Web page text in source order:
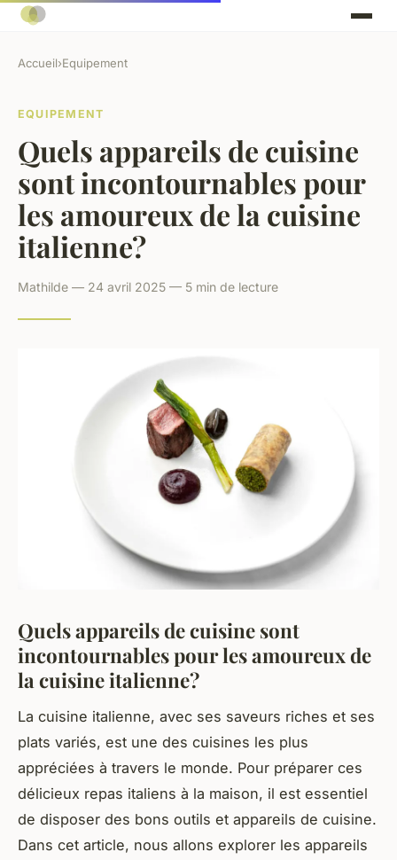
Accueil›Equipement
EQUIPEMENT
Quels appareils de cuisine
sont incontournables pour
les amoureux de la cuisine
italienne?
Mathilde — 24 avril 2025 — 5 min de lecture
Quels appareils de cuisine sont
incontournables pour les amoureux de
la cuisine italienne?
La cuisine italienne, avec ses saveurs riches et ses
plats variés, est une des cuisines les plus
appréciées à travers le monde. Pour préparer ces
délicieux repas italiens à la maison, il est essentiel
de disposer des bons outils et appareils de cuisine.
Dans cet article, nous allons explorer les appareils